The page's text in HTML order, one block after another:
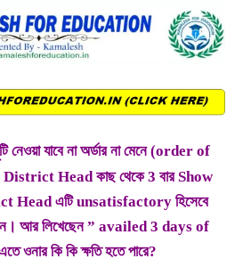
নেওয়া যাবে না অর্ডার না মেনে (order of
Head কাছ থেকে 3 বার Show
Head এটি unsatisfactory হিসেবে
আর লিখেছেন ” availed 3 days of
কি কি ক্ষতি হতে পারে?